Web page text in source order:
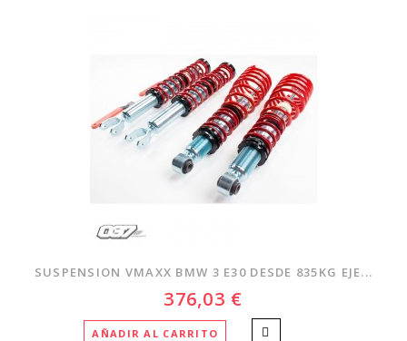
SUSPENSION VMAXX BMW 3 E30 DESDE 835KG EJE...
376,03 €
AÑADIR AL CARRITO